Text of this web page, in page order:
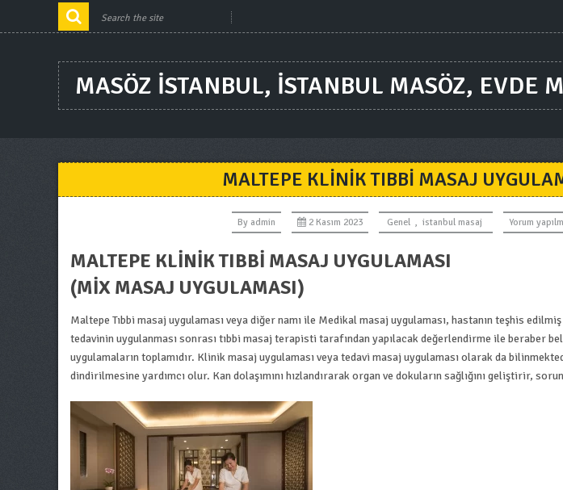
MASÖZ ISTANBUL, ISTANBUL MASÖZ, EVDE
MALTEPE KLINIK TIBBI MASAJ
By admin 2 Kasım 2023 Genel , istanbul masaj Yorum
MALTEPE KLINIK TIBBI MASAJ UYGULAMASI
(MIX MASAJ UYGULAMASI)
Maltepe Tıbbi masaj uygulaması veya diğer namı ile Medikal masaj uygulaması, hastanın teşhis
tedavinin uygulanması sonrası tıbbi masaj terapisti tarafından yapılacak değerlendirme ile beraber
uygulamaların toplamıdır. Klinik masaj uygulaması veya tedavi masaj uygulaması olarak da
dindirilmesine yardımcı olur. Kan dolaşımını hızlandırarak organ ve dokuların sağlığını geliştirir,